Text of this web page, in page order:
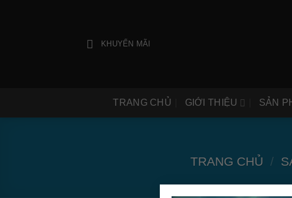
KHUYẾN MÃI
TRANG CHỦ GIỚI THIỆU SẢN
TRANG CHỦ /